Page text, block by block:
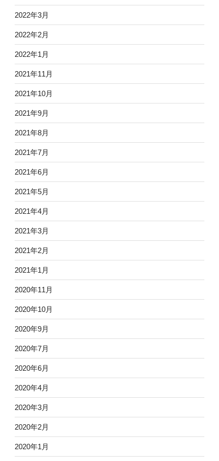
2022年3月
2022年2月
2022年1月
2021年11月
2021年10月
2021年9月
2021年8月
2021年7月
2021年6月
2021年5月
2021年4月
2021年3月
2021年2月
2021年1月
2020年11月
2020年10月
2020年9月
2020年7月
2020年6月
2020年4月
2020年3月
2020年2月
2020年1月